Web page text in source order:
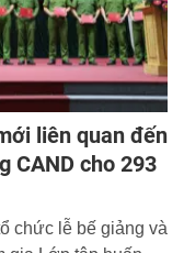
liên quan đến
CAND cho 293
chức lễ bế giảng và